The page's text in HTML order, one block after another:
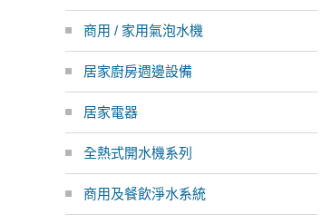
商用 / 家用氣泡水機
居家廚房週邊設備
居家電器
全熱式開水機系列
商用及餐飲淨水系統